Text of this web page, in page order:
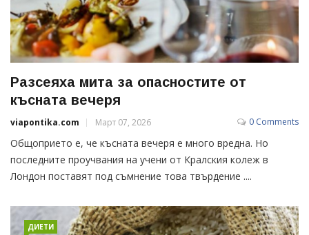
Разсеяха мита за опасностите от
късната вечеря
viapontika.com Март 07, 2026 0 Comments
Общоприето е, че късната вечеря е много вредна. Но
последните проучвания на учени от Кралския колеж в
Лондон поставят под съмнение това твърдение ....
ДИЕТИ